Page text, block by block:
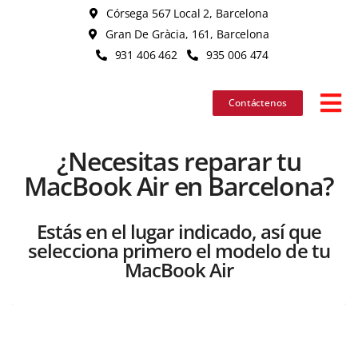
Córsega 567 Local 2, Barcelona
Gran De Gràcia, 161, Barcelona
931 406 462
935 006 474
Contáctenos
iPhone
MacBook
¿Necesitas reparar tu
MacBook Air en Barcelona?
Estás en el lugar indicado, así que
selecciona primero el modelo de tu
MacBook Air